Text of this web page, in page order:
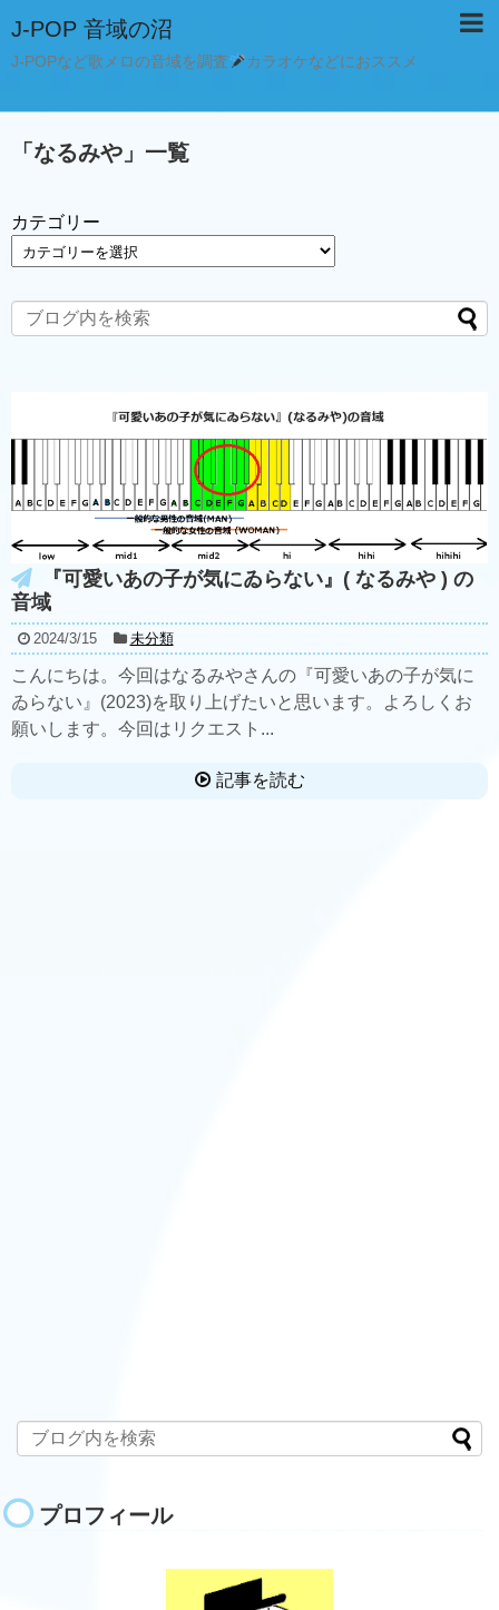
J-POP 音域の沼
J-POPなど歌メロの音域を調査 カラオケなどにおススメ
「 なるみや 」 一覧
カテゴリー
『可愛いあの子が気にゐらない』( なるみや ) の
音域
2024/3/15 未分類
こんにちは。今回はなるみやさんの『可愛いあの子が気に
ゐらない』(2023)を取り上げたいと思います。よろしくお
願いします。今回はリクエスト...
記事を読む
プロフィール